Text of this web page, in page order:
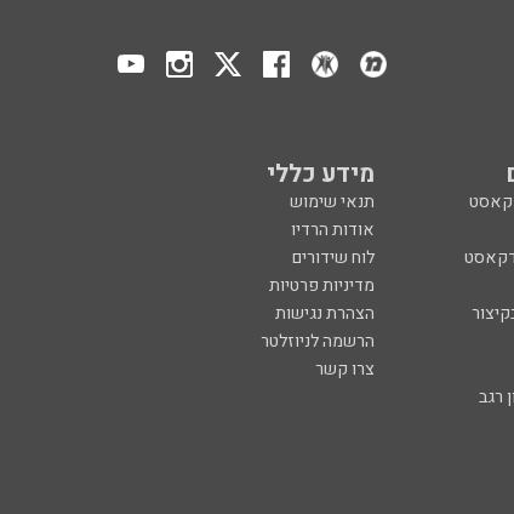
מידע כללי
תנאי שימוש
אודות הרדיו
לוח שידורים
מדיניות פרטיות
הצהרת נגישות
הרשמה לניוזלטר
צרו קשר
רגב